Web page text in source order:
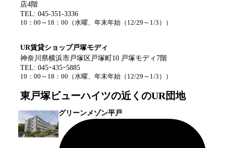
店4階
TEL: 045-351-3336
10：00～18：00 （水曜、年末年始（12/29～1/3） ）
UR賃貸ショップ戸塚モディ
神奈川県横浜市戸塚区戸塚町10 戸塚モディ7階
TEL: 045ｰ435ｰ5885
10：00～18：00 （水曜、年末年始（12/29～1/3） ）
東戸塚ビューハイツの近くのUR団地
グリーンメゾン平戸